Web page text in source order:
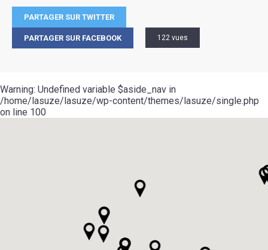
PARTAGER SUR TWITTER
PARTAGER SUR FACEBOOK 122 vues
Warning: Undefined variable $aside_nav in
/home/lasuze/lasuze/wp-content/themes/lasuze/single.php
on line 100